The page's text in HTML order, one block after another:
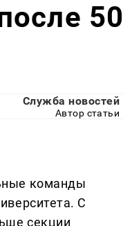
50
Служба новостей
Автор статьи
команды
С
секции